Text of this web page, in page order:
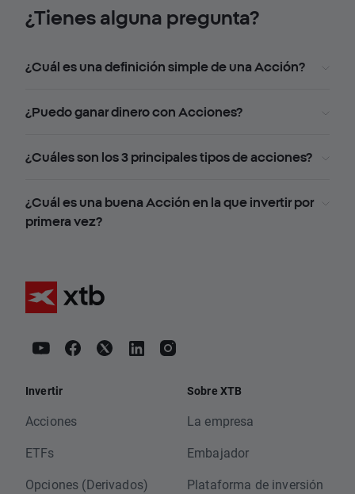
¿Tienes alguna pregunta?
¿Cuál es una definición simple de una Acción?
¿Puedo ganar dinero con Acciones?
¿Cuáles son los 3 principales tipos de acciones?
¿Cuál es una buena Acción en la que invertir por
primera vez?
Invertir
Acciones
ETFs
Opciones (Derivados)
Sobre XTB
La empresa
Embajador
Plataforma de inversión